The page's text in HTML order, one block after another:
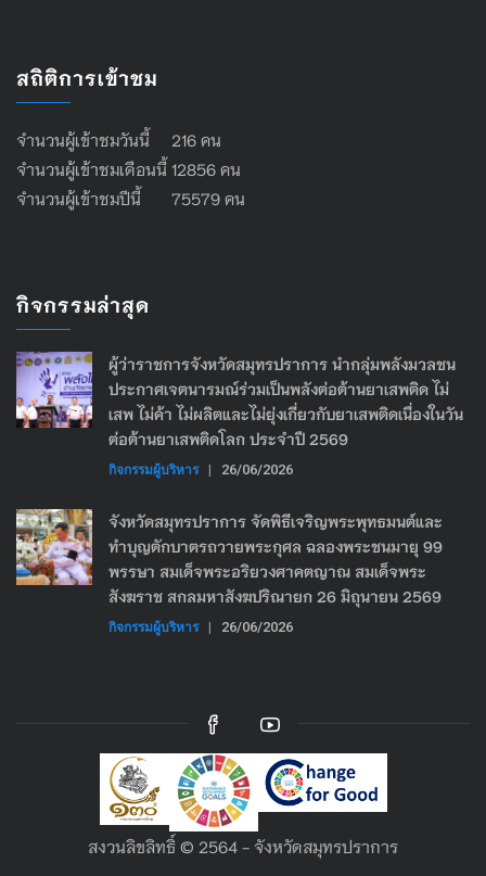
สถิติการเข้าชม
จำนวนผู้เข้าชมวันนี้ 216 คน
จำนวนผู้เข้าชมเดือนนี้ 12856 คน
จำนวนผู้เข้าชมปีนี้ 75579 คน
กิจกรรมล่าสุด
ผู้ว่าราชการจังหวัดสมุทรปราการ นำกลุ่มพลังมวลชน
ประกาศเจตนารมณ์ร่วมเป็นพลังต่อต้านยาเสพติด ไม่
เสพ ไม่ค้า ไม่ผลิตและไม่ยุ่งเกี่ยวกับยาเสพติดเนื่องในวัน
ต่อต้านยาเสพติดโลก ประจำปี 2569
กิจกรรมผู้บริหาร | 26/06/2026
จังหวัดสมุทรปราการ จัดพิธีเจริญพระพุทธมนต์และ
ทำบุญตักบาตรถวายพระกุศล ฉลองพระชนมายุ 99
พรรษา สมเด็จพระอริยวงศาคตญาณ สมเด็จพระ
สังฆราช สกลมหาสังฆปริณายก 26 มิถุนายน 2569
กิจกรรมผู้บริหาร | 26/06/2026
สงวนลิขลิทธิ์ © 2564 - จังหวัดสมุทรปราการ